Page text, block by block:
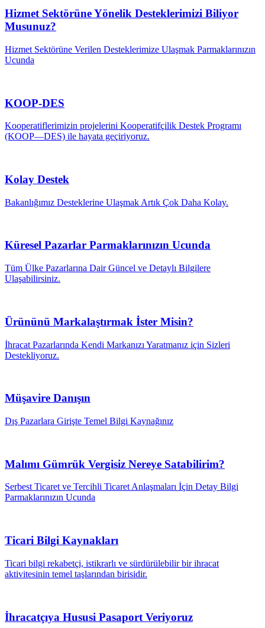
Hizmet Sektörüne Yönelik Desteklerimizi Biliyor
Musunuz?
Hizmet Sektörüne Verilen Desteklerimize Ulaşmak Parmaklarınızın
Ucunda
KOOP-DES
Kooperatiflerimizin projelerini Kooperatifçilik Destek Programı
(KOOP—DES) ile hayata geçiriyoruz.
Kolay Destek
Bakanlığımız Desteklerine Ulaşmak Artık Çok Daha Kolay.
Küresel Pazarlar Parmaklarınızın Ucunda
Tüm Ülke Pazarlarına Dair Güncel ve Detaylı Bilgilere
Ulaşabilirsiniz.
Ürününü Markalaştırmak İster Misin?
İhracat Pazarlarında Kendi Markanızı Yaratmanız için Sizleri
Destekliyoruz.
Müşavire Danışın
Dış Pazarlara Girişte Temel Bilgi Kaynağınız
Malımı Gümrük Vergisiz Nereye Satabilirim?
Serbest Ticaret ve Tercihli Ticaret Anlaşmaları İçin Detay Bilgi
Parmaklarınızın Ucunda
Ticari Bilgi Kaynakları
Ticari bilgi rekabetçi, istikrarlı ve sürdürülebilir bir ihracat
aktivitesinin temel taşlarından birisidir.
İhracatçıya Hususi Pasaport Veriyoruz